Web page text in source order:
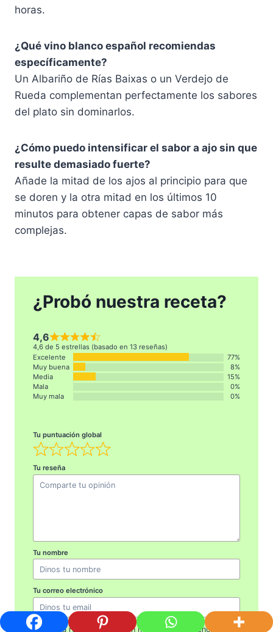
horas.
¿Qué vino blanco español recomiendas
específicamente?
Un Albariño de Rías Baixas o un Verdejo de
Rueda complementan perfectamente los sabores
del plato sin dominarlos.
¿Cómo puedo intensificar el sabor a ajo sin que
resulte demasiado fuerte?
Añade la mitad de los ajos al principio para que
se doren y la otra mitad en los últimos 10
minutos para obtener capas de sabor más
complejas.
¿Probó nuestra receta?
4,6
4,6 de 5 estrellas (basado en 13 reseñas)
Excelente
77%
Muy buena
8%
Media
15%
Mala
0%
Muy mala
0%
Tu puntuación global
Tu reseña
Tu nombre
Tu correo electrónico
Esta reseña se basa en mi propia experiencia y es